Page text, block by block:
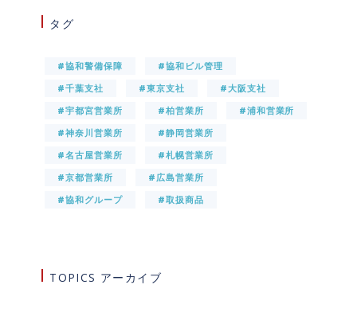
タグ
#協和警備保障
#協和ビル管理
#千葉支社
#東京支社
#大阪支社
#宇都宮営業所
#柏営業所
#浦和営業所
#神奈川営業所
#静岡営業所
#名古屋営業所
#札幌営業所
#京都営業所
#広島営業所
#協和グループ
#取扱商品
TOPICS アーカイブ